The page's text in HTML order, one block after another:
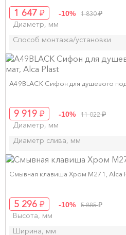
1 647 ₽ -10% 1 830₽
Диаметр, мм
Способ монтажа/установки
A49BLACK Сифон для душевого
9 919 ₽ -10% 11 022₽
Диаметр, мм
Диаметр слива, мм
Смывная клавиша Хром M271, Alca
5 296 ₽ -10% 5 885₽
Высота, мм
Ширина, мм